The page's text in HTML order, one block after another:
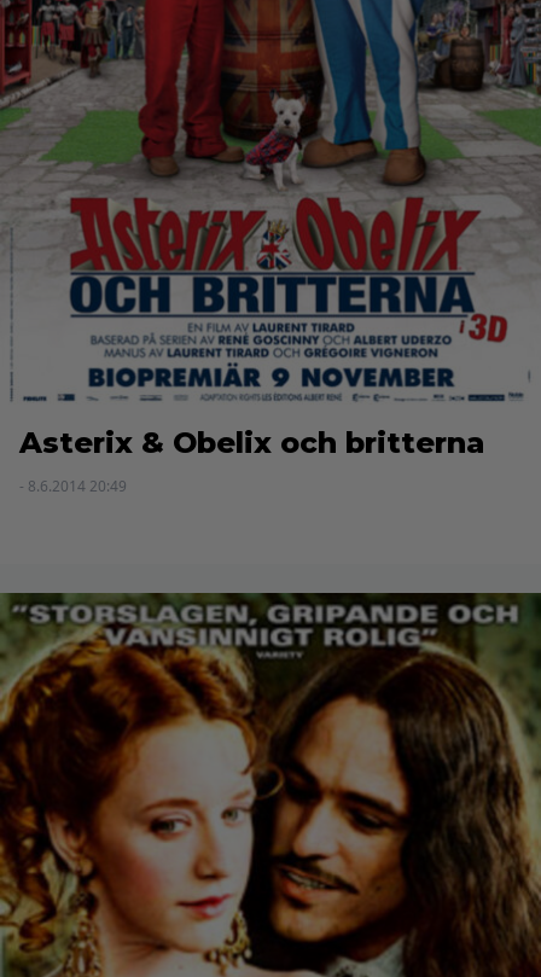
Asterix & Obelix och britterna
- 8.6.2014 20:49